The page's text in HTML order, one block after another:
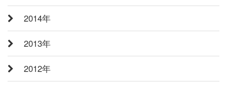
2014年
2013年
2012年